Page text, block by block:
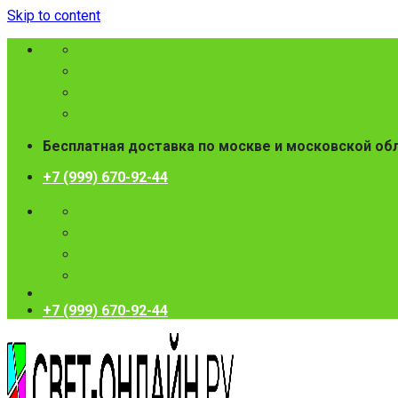
Skip to content
Бесплатная доставка по москве и московской
+7 (999) 670-92-44
+7 (999) 670-92-44